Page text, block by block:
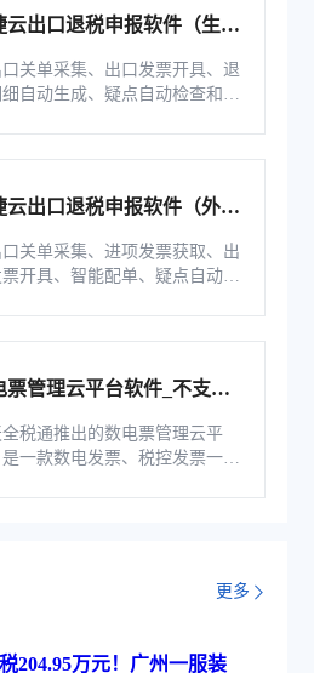
云出口退税申报软件（生产
关单采集、出口发票开具、退
自动生成、疑点自动检查和调
云出口退税申报软件（外贸
关单采集、进项发票获取、出
开具、智能配单、疑点自动检
票管理云平台软件_不支持
税通推出的数电票管理云平
一款数电发票、税控发票一体
更多
204.95万元！广州一服装